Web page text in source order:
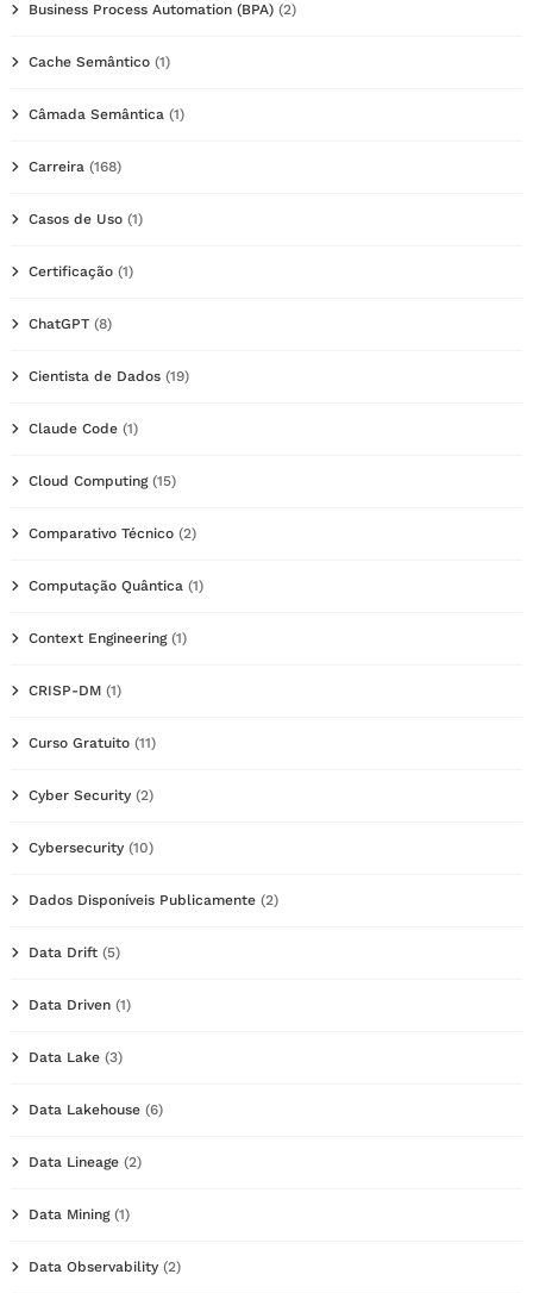
Business Process Automation (BPA) (2)
Cache Semântico (1)
Câmada Semântica (1)
Carreira (168)
Casos de Uso (1)
Certificação (1)
ChatGPT (8)
Cientista de Dados (19)
Claude Code (1)
Cloud Computing(15)
Comparativo Técnico (2)
Computação Quântica (1)
Context Engineering(1)
CRISP-DM (1)
Curso Gratuito (11)
Cyber Security (2)
Cybersecurity (10)
Dados Disponíveis Publicamente (2)
Data Drift (5)
Data Driven (1)
Data Lake (3)
Data Lakehouse (6)
Data Lineage (2)
Data Mining(1)
Data Observability (2)